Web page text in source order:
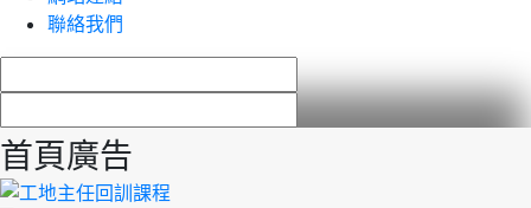
聯絡我們
首頁廣告